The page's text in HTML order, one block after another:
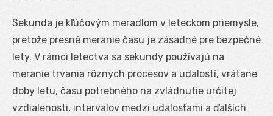
Sekunda je kľúčovým meradlom v leteckom priemysle,
pretože presné meranie času je zásadné pre bezpečné
lety. V rámci letectva sa sekundy používajú na
meranie trvania rôznych procesov a udalostí, vrátane
doby letu, času potrebného na zvládnutie určitej
vzdialenosti, intervalov medzi udalosťami a ďalších